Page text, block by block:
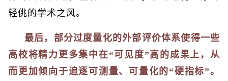
轻佻的学术之风。
最后，部分过度量化的外部评价体系使得一些
高校将精力更多集中在“可见度”高的成果上，从
而更加倾向于追逐可测量、可量化的“硬指标”。